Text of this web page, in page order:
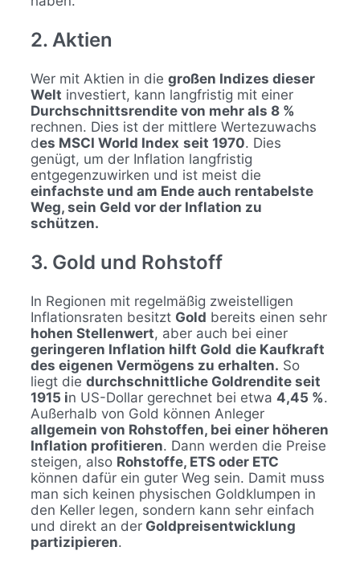
2. Aktien
Wer mit Aktien in die großen Indizes dieser
Welt investiert, kann langfristig mit einer
Durchschnittsrendite von mehr als 8 %
rechnen. Dies ist der mittlere Wertezuwachs
des MSCI World Index seit 1970. Dies
genügt, um der Inflation langfristig
entgegenzuwirken und ist meist die
einfachste und am Ende auch rentabelste
Weg, sein Geld vor der Inflation zu
schützen.
3. Gold und Rohstoff
In Regionen mit regelmäßig zweistelligen
Inflationsraten besitzt Gold bereits einen sehr
hohen Stellenwert, aber auch bei einer
geringeren Inflation hilft Gold die Kaufkraft
des eigenen Vermögens zu erhalten. So
liegt die durchschnittliche Goldrendite seit
1915 in US-Dollar gerechnet bei etwa 4,45 %.
Außerhalb von Gold können Anleger
allgemein von Rohstoffen, bei einer höheren
Inflation profitieren. Dann werden die Preise
steigen, also Rohstoffe, ETS oder ETC
können dafür ein guter Weg sein. Damit muss
man sich keinen physischen Goldklumpen in
den Keller legen, sondern kann sehr einfach
und direkt an der Goldpreisentwicklung
partizipieren.